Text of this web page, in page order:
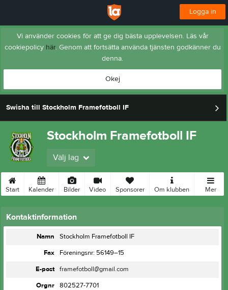
Logga in
Vi använder cookies för att ge dig bästa upplevelsen. Läs vår
cookiepolicy här. Genom att fortsätta använda tjänsten godkänner du
denna.
Okej
Swisha till Stockholm Framefotboll IF
Stockholm Framefotboll IF
Välj lag
Start Kalender Bilder Video Sponsorer Om klubben Mer
Kontaktinformation
Namn
Stockholm Framefotboll IF
Fax
Föreningsnr: 56149–15
E-post
framefotboll@gmail.com
Orgnr
802527-7701